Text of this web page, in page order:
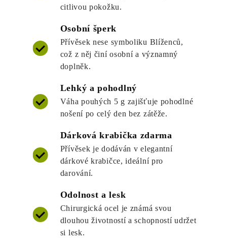
citlivou pokožku.
Osobní šperk
Přívěsek nese symboliku Blíženců,
což z něj činí osobní a významný
doplněk.
Lehký a pohodlný
Váha pouhých 5 g zajišťuje pohodlné
nošení po celý den bez zátěže.
Dárková krabička zdarma
Přívěsek je dodáván v elegantní
dárkové krabičce, ideální pro
darování.
Odolnost a lesk
Chirurgická ocel je známá svou
dlouhou životností a schopností udržet
si lesk.